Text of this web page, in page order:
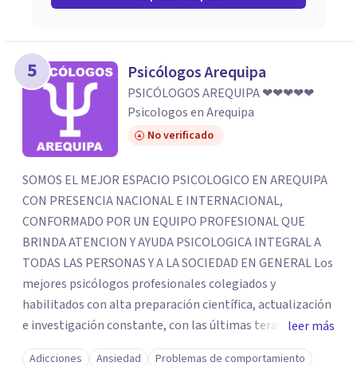
5 Psicólogos Arequipa
PSICÓLOGOS AREQUIPA ❤❤❤❤❤
Psicologos en Arequipa
No verificado
SOMOS EL MEJOR ESPACIO PSICOLOGICO EN AREQUIPA
CON PRESENCIA NACIONAL E INTERNACIONAL,
CONFORMADO POR UN EQUIPO PROFESIONAL QUE
BRINDA ATENCION Y AYUDA PSICOLOGICA INTEGRAL A
TODAS LAS PERSONAS Y A LA SOCIEDAD EN GENERAL Los
mejores psicólogos profesionales colegiados y
habilitados con alta preparación científica, actualización
e investigación constante, con las últimas terapias
psicológicas en la actualidad, tenemos presencia en todo
leer más
Adicciones Ansiedad Problemas de comportamiento